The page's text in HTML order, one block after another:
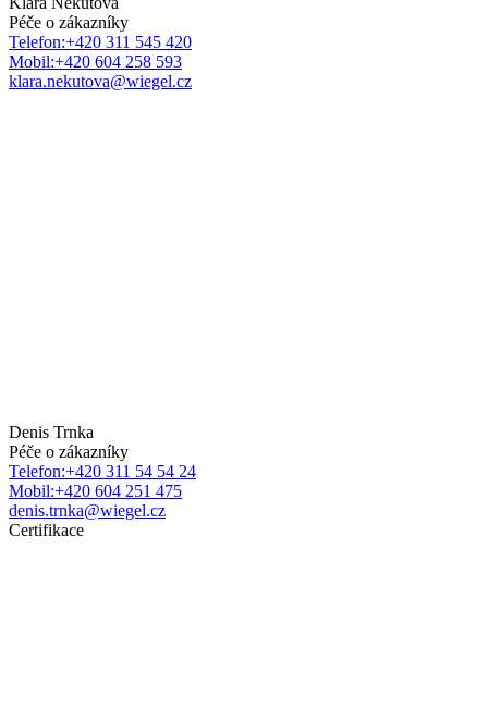
Péče o zákazníky
Telefon:+420 311 545 420
Mobil:+420 604 258 593
klara.nekutova@wiegel.cz
Denis Trnka
Péče o zákazníky
Telefon:+420 311 54 54 24
Mobil:+420 604 251 475
denis.trnka@wiegel.cz
Certifikace